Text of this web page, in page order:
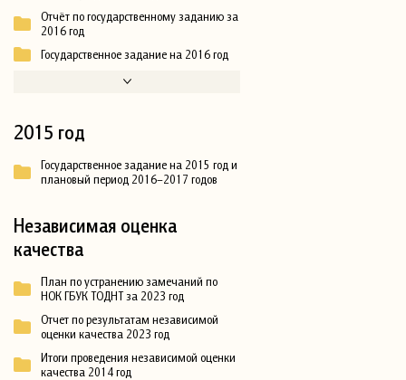
Отчёт по государственному заданию за
2016 год
Государственное задание на 2016 год
2015 год
Государственное задание на 2015 год и
плановый период 2016–2017 годов
Независимая оценка
качества
План по устранению замечаний по
НОК ГБУК ТОДНТ за 2023 год
Отчет по результатам независимой
оценки качества 2023 год
Итоги проведения независимой оценки
качества 2014 год